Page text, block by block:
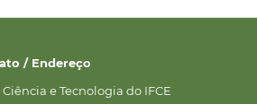
/ Endereço
Ciência e Tecnologia do IFCE